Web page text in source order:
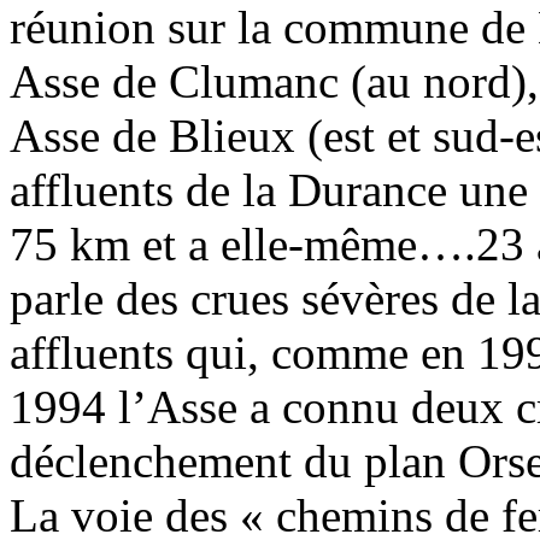
réunion sur la commune
Asse de Clumanc (au
Asse de Blieux (est et sud-
affluents de la Durance
75 km et a elle-
parle des crues sévères de
affluents qui, comme en
1994 l’Asse a connu deux
déclenchement du plan
La voie des « chemins de